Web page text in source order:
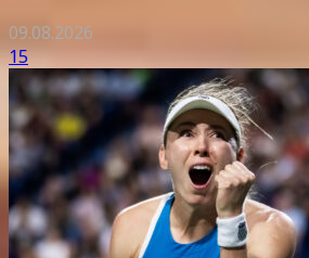
09.08.2026
15